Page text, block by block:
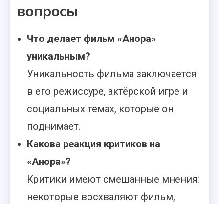
вопросы
Что делает фильм «Анора»
уникальным?
Уникальность фильма заключается
в его режиссуре, актёрской игре и
социальных темах, которые он
поднимает.
Какова реакция критиков на
«Анора»?
Критики имеют смешанные мнения:
некоторые восхваляют фильм,